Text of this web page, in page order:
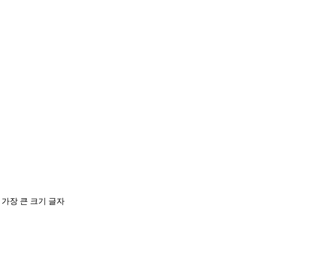
가장 큰 크기 글자